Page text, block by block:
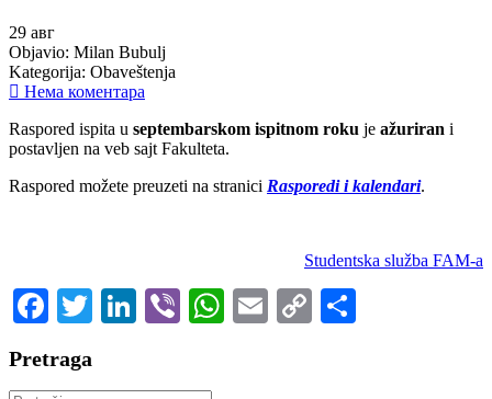
29 авг
Objavio: Milan Bubulj
Kategorija: Obaveštenja
Нема коментара
Raspored ispita u septembarskom ispitnom roku je ažuriran i
postavljen na veb sajt Fakulteta.
Raspored možete preuzeti na stranici Rasporedi i kalendari.
Studentska služba FAM-a
Facebook
TwitterLinkedIn
ViberWhatsApp
EmailCopy
Pretraga